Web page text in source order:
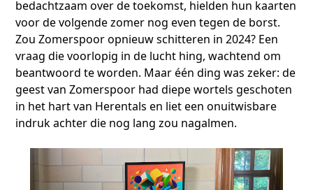
bedachtzaam over de toekomst, hielden hun kaarten
voor de volgende zomer nog even tegen de borst.
Zou Zomerspoor opnieuw schitteren in 2024? Een
vraag die voorlopig in de lucht hing, wachtend om
beantwoord te worden. Maar één ding was zeker: de
geest van Zomerspoor had diepe wortels geschoten
in het hart van Herentals en liet een onuitwisbare
indruk achter die nog lang zou nagalmen.